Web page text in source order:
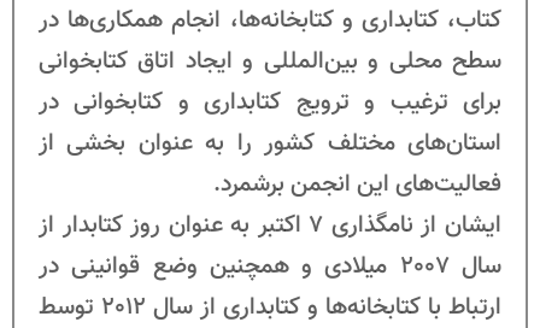
کتاب، کتابداری و کتابخانه‌ها، انجام همکاری‌ها در
سطح محلی و بین‌المللی و ایجاد اتاق کتابخوانی
برای ترغیب و ترویج کتابداری و کتابخوانی در
استان‌های مختلف کشور را به عنوان بخشی از
فعالیت‌های این انجمن برشمرد.
ایشان از نامگذاری 7 اکتبر به عنوان روز کتابدار از
سال 2007 میلادی و همچنین وضع قوانینی در
ارتباط با کتابخانه‌ها و کتابداری از سال 2012 توسط